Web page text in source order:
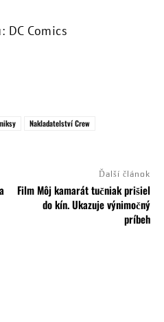
Comics
Nakladatelství Crew
Ďalší článok
Film Môj kamarát tučniak prišiel
do kín. Ukazuje výnimočný
príbeh